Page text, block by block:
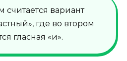
вариант
где во втором
гласная «и».